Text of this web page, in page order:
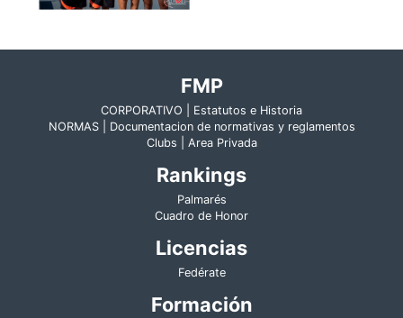
FMP
CORPORATIVO | Estatutos e Historia
NORMAS | Documentacion de normativas y reglamentos
Clubs | Area Privada
Rankings
Palmarés
Cuadro de Honor
Licencias
Fedérate
Formación